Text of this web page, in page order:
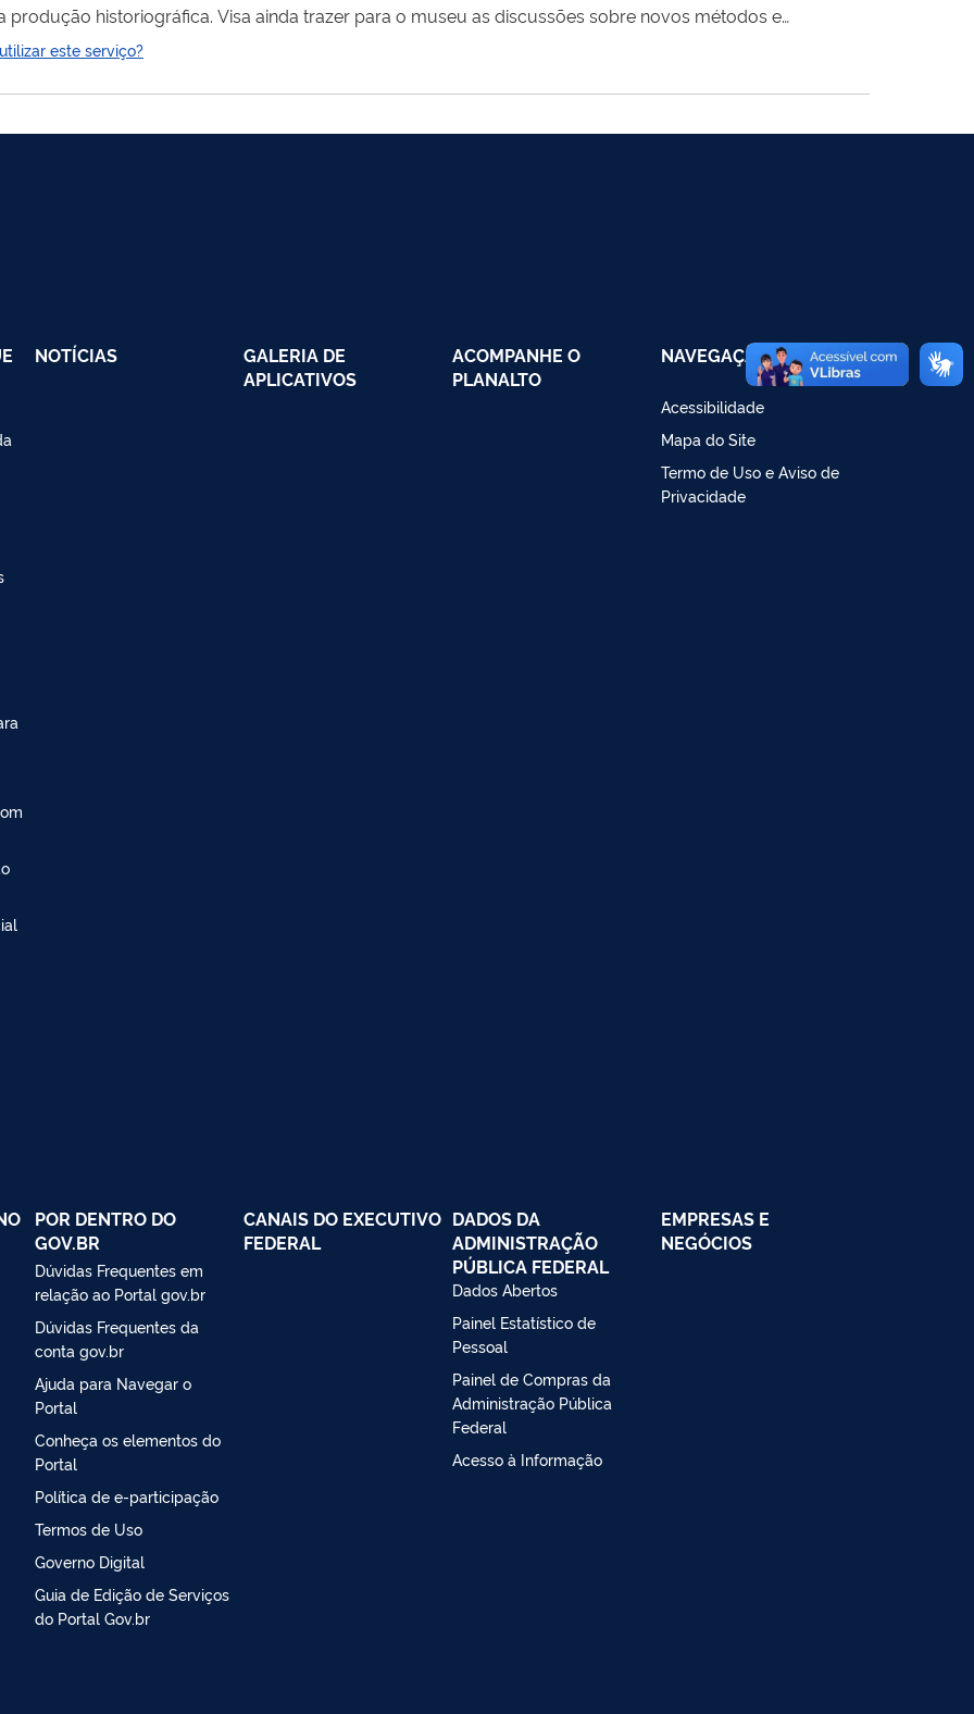
historiográfica. Visa ainda trazer para o museu as discussões sobre novos métodos e
caminhos e questionamentos para a área de
este serviço?
NOTÍCIAS
GALERIA DE
APLICATIVOS
ACOMPANHE O
PLANALTO
NAVEGAÇÃO
Acessibilidade
Mapa do Site
Termo de Uso e Aviso de
Privacidade
POR DENTRO DO
GOV.BR
Dúvidas Frequentes em
relação ao Portal gov.br
Dúvidas Frequentes da
conta gov.br
Ajuda para Navegar o
Portal
Conheça os elementos do
Portal
Política de e-participação
Termos de Uso
Governo Digital
Guia de Edição de Serviços
do Portal Gov.br
CANAIS DO EXECUTIVO
FEDERAL
DADOS DA
ADMINISTRAÇÃO
PÚBLICA FEDERAL
Dados Abertos
Painel Estatístico de
Pessoal
Painel de Compras da
Administração Pública
Federal
Acesso à Informação
EMPRESAS E
NEGÓCIOS